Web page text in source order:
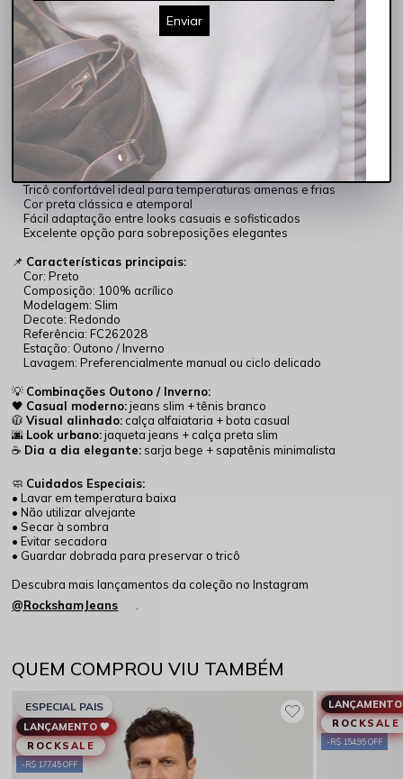
ideal para homens que valorizam qualidade, praticidade e presença
no dia a dia.
✔ Modelagem slim moderna e confortável
✔ Tricô leve com toque macio
✔ Excelente opção para dias frios
✔ Visual minimalista e elegante
✔ Fácil de combinar em diferentes ocasiões
✔ Peça essencial para composições de inverno
Por que esta Blusa é essencial para o Outono/Inverno?
Modelagem slim que valoriza o visual masculino
Tricô confortável ideal para temperaturas amenas e frias
Cor preta clássica e atemporal
Fácil adaptação entre looks casuais e sofisticados
Excelente opção para sobreposições elegantes
📌 Características principais:
Cor: Preto
Composição: 100% acrílico
Modelagem: Slim
Decote: Redondo
Referência: FC262028
Estação: Outono / Inverno
Lavagem: Preferencialmente manual ou ciclo delicado
💡 Combinações Outono / Inverno:
🖤 Casual moderno:jeans slim + tênis branco
🧥Visual alinhado: calça alfaiataria + bota casual
🌆 Look urbano:jaqueta jeans + calça preta slim
☕ Dia a dia elegante: sarja bege + sapatênis minimalista
🧼 Cuidados Especiais:
• Lavar em temperatura baixa
• Não utilizar alvejante
• Secar à sombra
• Evitar secadora
• Guardar dobrada para preservar o tricô
Descubra mais lançamentos da coleção no Instagram
@RockshamJeans
QUEM COMPROU VIU TAMBÉM
R$ 177,45 OFF
ROCKSALE
LANÇAMENTO 🖤
ESPECIAL PAIS
R$ 154,95 OFF
ROCKSALE
Enviar